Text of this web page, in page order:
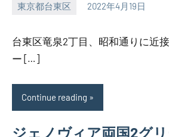
東京都台東区 2022年4月19日
SEZIMO
台東区竜泉2丁目、昭和通りに近
ー […]
Continue reading
ジェノヴィア両国2グ